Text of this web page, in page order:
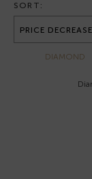
SORT:
DIAMOND